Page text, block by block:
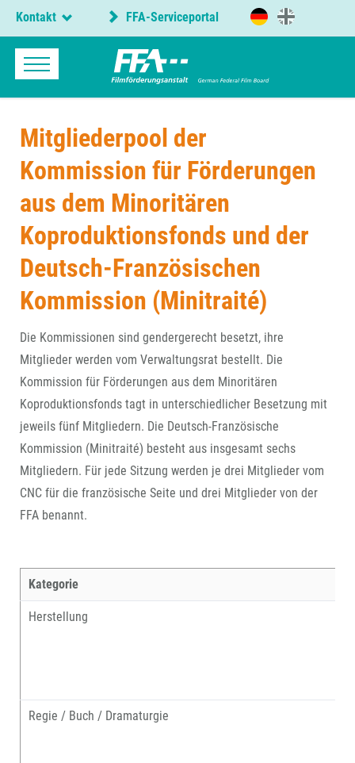
Kontakt FFA-Serviceportal
Mitgliederpool der
Kommission für Förderungen
aus dem Minoritären
Koproduktionsfonds und der
Deutsch-Französischen
Kommission (Minitraité)
Die Kommissionen sind gendergerecht besetzt, ihre
Mitglieder werden vom Verwaltungsrat bestellt. Die
Kommission für Förderungen aus dem Minoritären
Koproduktionsfonds tagt in unterschiedlicher Besetzung mit
jeweils fünf Mitgliedern. Die Deutsch-Französische
Kommission (Minitraité) besteht aus insgesamt sechs
Mitgliedern. Für jede Sitzung werden je drei Mitglieder vom
CNC für die französische Seite und drei Mitglieder von der
FFA benannt.
Kategorie
Herstellung
Regie / Buch / Dramaturgie